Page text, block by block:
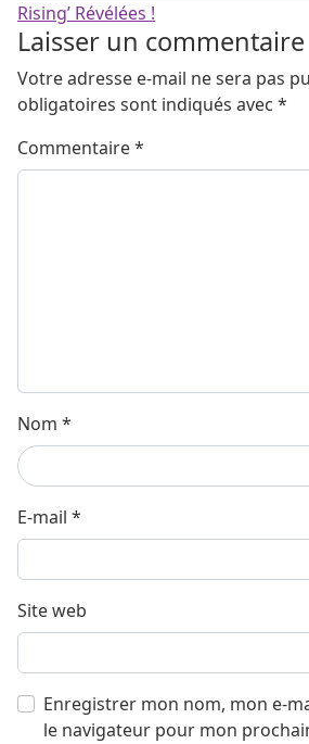
Rising’ Révélées !
Laisser un commentaire
Votre adresse e-mail ne sera pas
obligatoires sont indiqués avec *
Commentaire*
Nom *
E-mail *
Site web
Enregistrer mon nom, mon e-
le navigateur pour mon